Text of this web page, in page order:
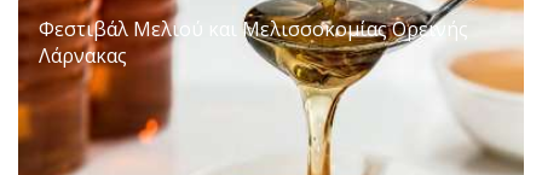
Φεστιβάλ Μελιού και Μελισσοκομίας Ορεινής
Λάρνακας